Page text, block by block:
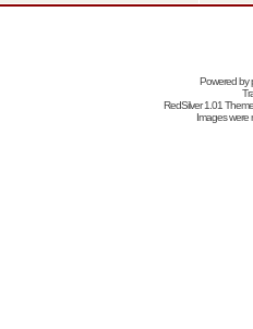
Powered by
RedSilver 1.01
Images were